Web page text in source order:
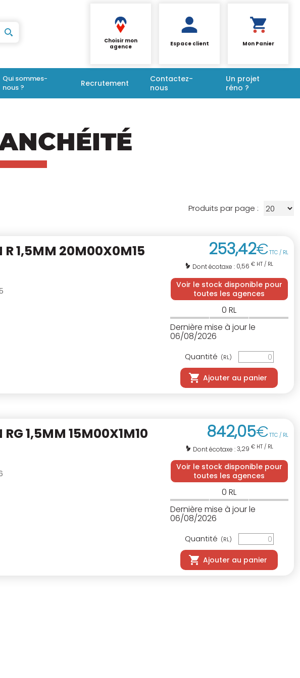
Choisir mon
agence
Espace client Mon Panier
Qui sommes-
nous ?
Recrutement
Contactez-
nous
Un projet
réno ?
Produits par page :
R 1,5MM 20M00X0M15
253,42€TTC / RL
Dont écotaxe : 0,56 € HT / RL
Voir le stock disponible pour
toutes les agences
0 RL
Dernière mise à jour le
06/08/2026
Quantité (RL)
Ajouter au panier
RG 1,5MM 15M00X1M10
842,05€TTC / RL
Dont écotaxe :3,29 € HT / RL
Voir le stock disponible pour
toutes les agences
0 RL
Dernière mise à jour le
06/08/2026
Quantité (RL)
Ajouter au panier